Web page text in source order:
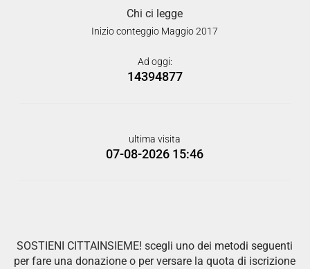
Chi ci legge
Inizio conteggio Maggio 2017
Ad oggi:
14394877
ultima visita
07-08-2026 15:46
SOSTIENI CITTAINSIEME! scegli uno dei metodi seguenti
per fare una donazione o per versare la quota di iscrizione